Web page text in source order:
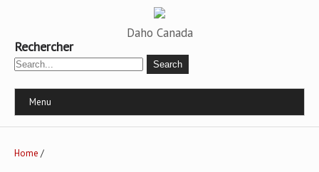
Daho Canada
Rechercher
Menu
Home /